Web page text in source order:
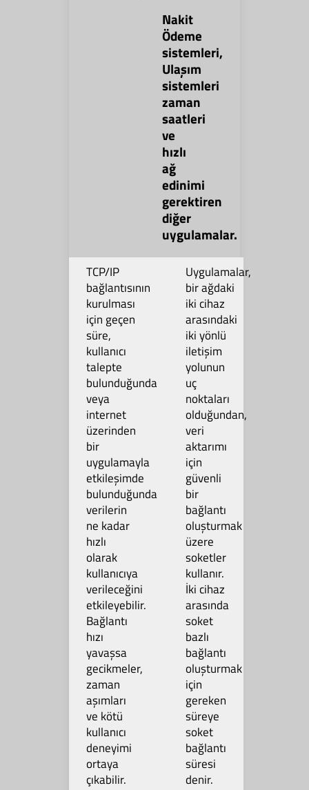
Nakit
Ödeme
sistemleri,
Ulaşım
sistemleri
zaman
saatleri
ve
hızlı
ağ
edinimi
gerektiren
diğer
uygulamalar.
TCP/IP
bağlantısının
kurulması
için geçen
süre,
kullanıcı
talepte
bulunduğunda
veya
internet
üzerinden
bir
uygulamayla
etkileşimde
bulunduğunda
verilerin
ne kadar
hızlı
olarak
kullanıcıya
verileceğini
etkileyebilir.
Bağlantı
hızı
yavaşsa
gecikmeler,
zaman
aşımları
ve kötü
kullanıcı
deneyimi
ortaya
çıkabilir.
Uygulamalar,
bir ağdaki
iki cihaz
arasındaki
iki yönlü
iletişim
yolunun
uç
noktaları
olduğundan,
veri
aktarımı
için
güvenli
bir
bağlantı
oluşturmak
üzere
soketler
kullanır.
İki cihaz
arasında
soket
bazlı
bağlantı
oluşturmak
için
gereken
süreye
soket
bağlantı
süresi
denir.